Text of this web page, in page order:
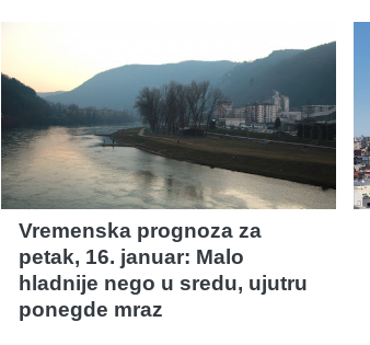
Vremenska prognoza za
petak, 16. januar: Malo
hladnije nego u sredu, ujutru
ponegde mraz